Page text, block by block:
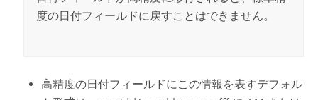
度の日付フィールドに戻すことはできません。
高精度の日付フィールドにこの情報を表すデフォル